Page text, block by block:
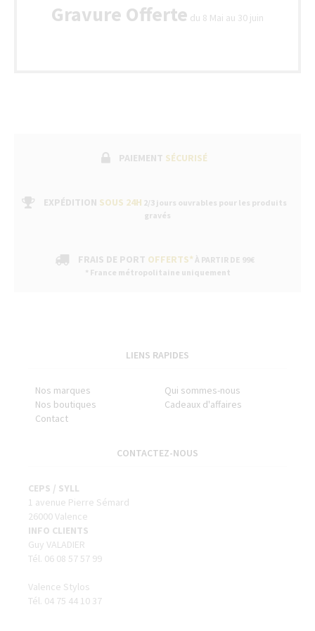
Gravure Offerte du 8 Mai au 30 juin
PAIEMENT SÉCURISÉ
EXPÉDITION SOUS 24H 2/3 jours ouvrables pour les produits
gravés
FRAIS DE PORT OFFERTS* À PARTIR DE 99€
* France métropolitaine uniquement
LIENS RAPIDES
Nos marques
Qui sommes-nous
Nos boutiques
Cadeaux d'affaires
Contact
CONTACTEZ-NOUS
CEPS / SYLL
1 avenue Pierre Sémard
26000 Valence
INFO CLIENTS
Guy VALADIER
Tél. 06 08 57 57 99
Valence Stylos
Tél. 04 75 44 10 37